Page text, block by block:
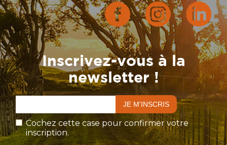
Inscrivez-vous à la
newsletter !
Cochez cette case pour confirmer votre
inscription.